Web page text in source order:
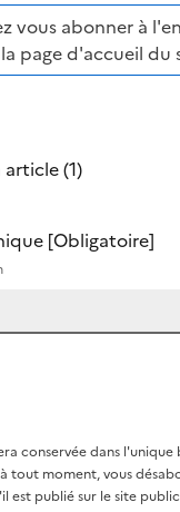
vous abonner à
page d'accueil du
(1)
[Obligatoire]
conservée dans
tout moment, vous
est publié sur le site